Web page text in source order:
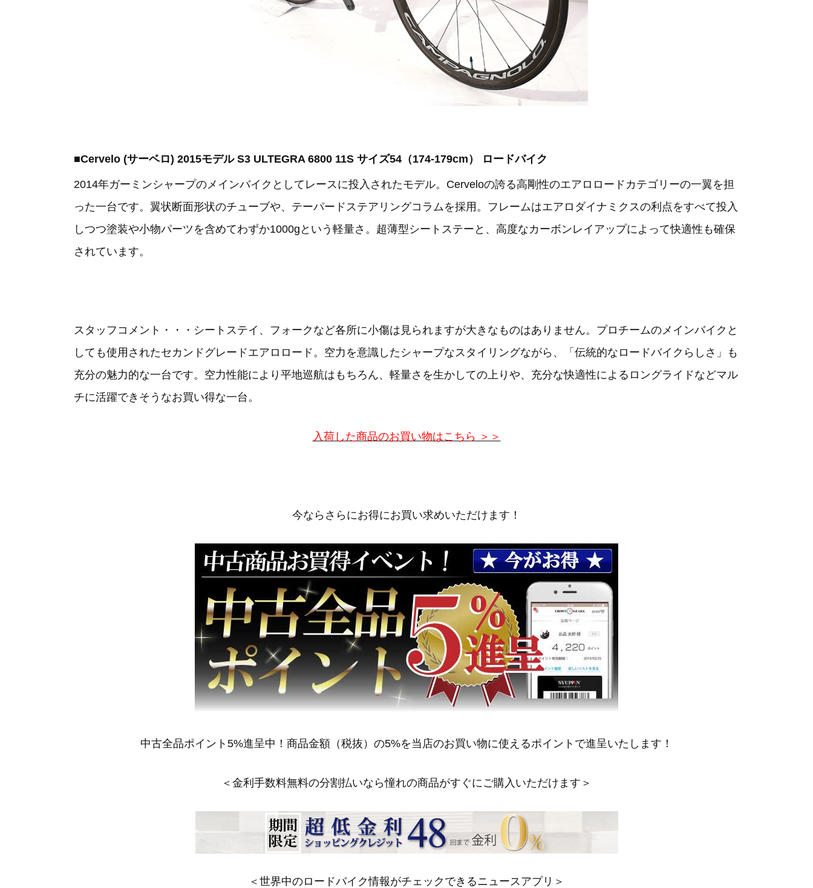
■Cervelo (サーベロ) 2015モデル S3 ULTEGRA 6800 11S サイズ54（174-179cm） ロードバイク
2014年ガーミンシャープのメインバイクとしてレースに投入されたモデル。Cerveloの誇る高剛性のエアロロードカテゴリーの一翼を担
った一台です。翼状断面形状のチューブや、テーパードステアリングコラムを採用。フレームはエアロダイナミクスの利点をすべて投入
しつつ塗装や小物パーツを含めてわずか1000gという軽量さ。超薄型シートステーと、高度なカーボンレイアップによって快適性も確保
されています。
スタッフコメント・・・シートステイ、フォークなど各所に小傷は見られますが大きなものはありません。プロチームのメインバイクと
しても使用されたセカンドグレードエアロロード。空力を意識したシャープなスタイリングながら、「伝統的なロードバイクらしさ」も
充分の魅力的な一台です。空力性能により平地巡航はもちろん、軽量さを生かしての上りや、充分な快適性によるロングライドなどマル
チに活躍できそうなお買い得な一台。
入荷した商品のお買い物はこちら ＞＞
今ならさらにお得にお買い求めいただけます！
中古全品ポイント5%進呈中！商品金額（税抜）の5%を当店のお買い物に使えるポイントで進呈いたします！
＜金利手数料無料の分割払いなら憧れの商品がすぐにご購入いただけます＞
＜世界中のロードバイク情報がチェックできるニュースアプリ＞